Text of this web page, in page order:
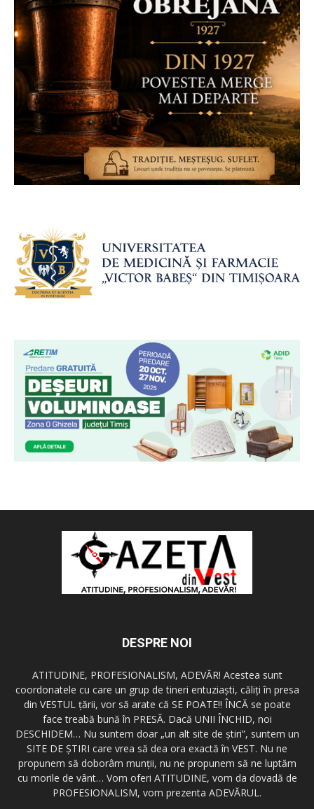
DESPRE NOI
ATITUDINE, PROFESIONALISM, ADEVĂR! Acestea sunt
coordonatele cu care un grup de tineri entuziaşti, căliţi în presa
din VESTUL ţării, vor să arate că SE POATE!! ÎNCĂ se poate
face treabă bună în PRESĂ. Dacă UNII ÎNCHID, noi
DESCHIDEM… Nu suntem doar „un alt site de ştiri”, suntem un
SITE DE ŞTIRI care vrea să dea ora exactă în VEST. Nu ne
propunem să doborâm munţii, nu ne propunem să ne luptăm
cu morile de vânt… Vom oferi ATITUDINE, vom da dovadă de
PROFESIONALISM, vom prezenta ADEVĂRUL.